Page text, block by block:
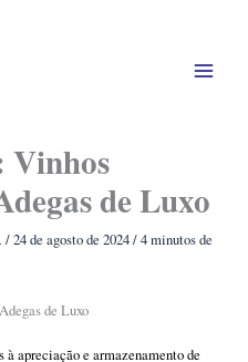
Vinhos
de Luxo
/24 de agosto de 2024/4 minutos de
de Luxo
à apreciação e armazenamento de